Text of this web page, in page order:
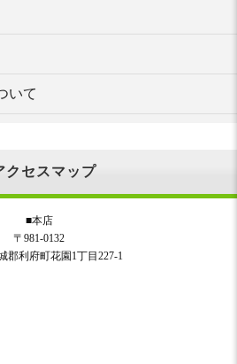
いて
クセスマップ
■本店
〒981-0132
郡利府町花園1丁目227-1